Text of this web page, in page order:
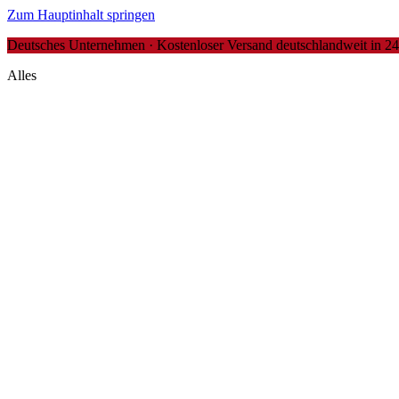
Zum Hauptinhalt springen
Deutsches Unternehmen · Kostenloser Versand deutschlandweit in
Alles